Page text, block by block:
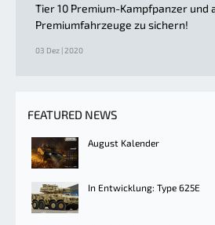
Tier 10 Premium-Kampfpanzer und
Premiumfahrzeuge zu sichern!
03 Dez | 2020
FEATURED NEWS
August Kalender
In Entwicklung: Type 625E